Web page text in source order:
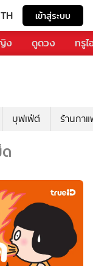
TH เข้าสู่ระบบ
ง ดูดวง ทรู
บุฟเฟ่ต์ ร้านกา